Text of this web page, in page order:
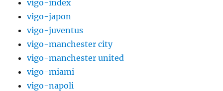
vigo-index
vigo-japon
vigo-juventus
vigo-manchester city
vigo-manchester united
vigo-miami
vigo-napoli